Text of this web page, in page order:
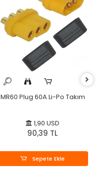
MR60 Plug 60A Li-Po Takım
1,90 USD
90,39 TL
Sepete Ekle